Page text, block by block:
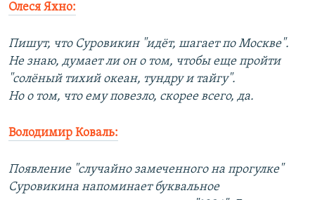
Олеся Яхно:
Пишут, что Суровикин "идёт, шагает по Москве".
Не знаю, думает ли он о том, чтобы еще пройти
"солёный тихий океан, тундру и тайгу".
Но о том, что ему повезло, скорее всего, да.
Володимир Коваль:
Появление "случайно замеченного на прогулке"
Суровикина напоминает буквальное